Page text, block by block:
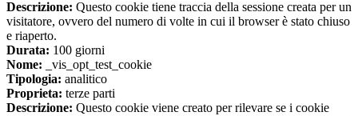
Descrizione: Questo cookie tiene traccia della sessione creata per un
visitatore, ovvero del numero di volte in cui il browser è stato chiuso
e riaperto.
Durata: 100 giorni
Nome: _vis_opt_test_cookie
Tipologia: analitico
Proprieta: terze parti
Descrizione: Questo cookie viene creato per rilevare se i cookie